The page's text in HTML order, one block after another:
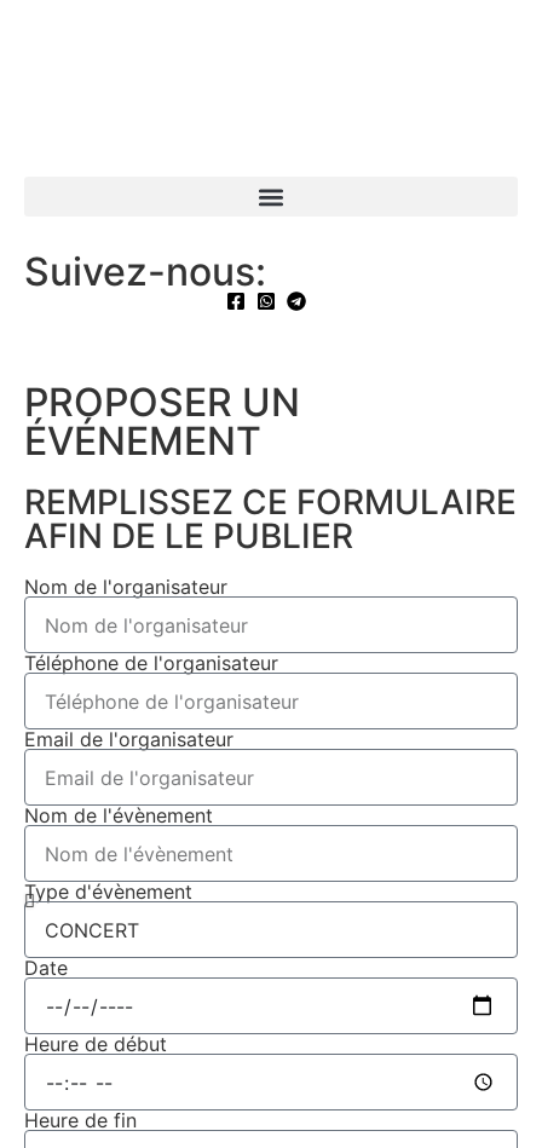
Suivez-nous:
PROPOSER UN
ÉVÉNEMENT​
REMPLISSEZ CE FORMULAIRE
AFIN DE LE PUBLIER
Nom de l'organisateur
Téléphone de l'organisateur
Email de l'organisateur
Nom de l'évènement
Type d'évènement
Date
Heure de début
Heure de fin